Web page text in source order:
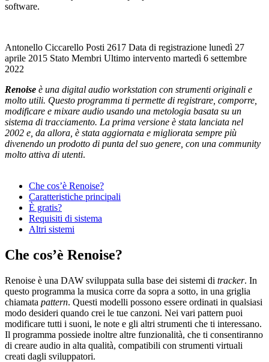
software.
Antonello Ciccarello Posti 2617 Data di registrazione lunedì 27
aprile 2015 Stato Membri Ultimo intervento martedì 6 settembre
2022
Renoise è una digital audio workstation con strumenti originali e
molto utili. Questo programma ti permette di registrare, comporre,
modificare e mixare audio usando una metologia basata su un
sistema di tracciamento. La prima versione è stata lanciata nel
2002 e, da allora, è stata aggiornata e migliorata sempre più
divenendo un prodotto di punta del suo genere, con una community
molto attiva di utenti.
Che cos’è Renoise?
Caratteristiche principali
È gratis?
Requisiti di sistema
Altri sistemi
Che cos’è Renoise?
Renoise è una DAW sviluppata sulla base dei sistemi di tracker. In
questo programma la musica corre da sopra a sotto, in una griglia
chiamata pattern. Questi modelli possono essere ordinati in qualsiasi
modo desideri quando crei le tue canzoni. Nei vari pattern puoi
modificare tutti i suoni, le note e gli altri strumenti che ti interessano.
Il programma possiede inoltre altre funzionalità, che ti consentiranno
di creare audio in alta qualità, compatibili con strumenti virtuali
creati dagli sviluppatori.